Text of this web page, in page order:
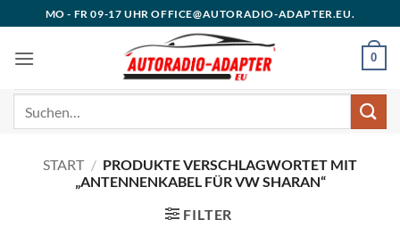
Inhalt
springen
MO - FR 09-17 UHR OFFICE@AUTORADIO-ADAPTER.EU.
0
START / PRODUKTE VERSCHLAGWORTET MIT
„ANTENNENKABEL FÜR VW SHARAN“
FILTER